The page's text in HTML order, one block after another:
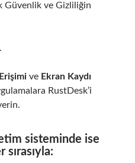
Güvenlik ve Gizliliğin
ve Ekran Kaydı
RustDesk’i
sisteminde ise
sırasıyla: